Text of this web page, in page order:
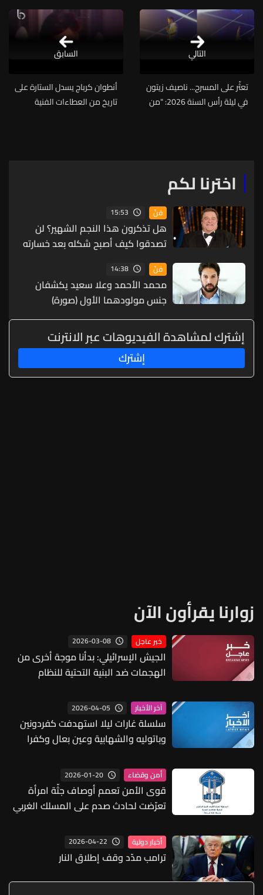
التالي
تعثّر على المسرح... ناصيف زيتون
في ليلة رأس السنة 2026: "من
أنطوان كرباج يسدل الستارة على
تاريخ من العطاءات الفنية
السابق
اخترنا لكم
فنّ 15:53
هل تذكرون هذا النجم الشهير؟ لن
تصدقوا كيف أصبح شكله بعد خسارته
90 كيلوغراماً! (صورة)
فنّ 14:38
محمد الأحمد وعلا سعيد يكشفان
جنس مولودهما الأول (صورة)
إشترك لمشاهدة الفيديوهات عبر الانترنت
إشترك
زوارنا يقرأون الآن
خبر عاجل 2026-03-08
الجيش الإسرائيلي: بدأنا موجة أخرى من
الهجمات ضد البنية التحتية للنظام
آخر الأخبار 2026-04-05
سلسلة غارات ليلا استهدفت كفردونين
وباتوليه والشهابية وعين بعال وكفرا
أمن وقضاء 2026-01-20
قوى الأمن تعمم أوصاف جثّة امرأة
تعرّضت لحادث صدم على المسلك الغربي
أخبار دولية 2026-04-22
ترامب مدّد وقف إطلاق النار